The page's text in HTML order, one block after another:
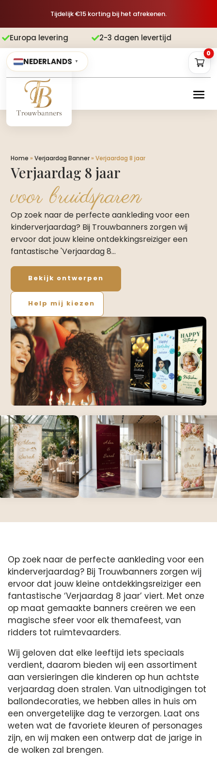
Tijdelijk €15 korting bij het afrekenen.
2-3 dagen levertijd
NEDERLANDS ▼
0
Home »Verjaardag Banner »Verjaardag 8 jaar
Verjaardag 8 jaar
voor bruidsparen
Op zoek naar de perfecte aankleding voor een
kinderverjaardag? Bij Trouwbanners zorgen wij
ervoor dat jouw kleine ontdekkingsreiziger een
fantastische 'Verjaardag 8…
Bekijk ontwerpen
Help mij kiezen
Op zoek naar de perfecte aankleding voor een
kinderverjaardag? Bij Trouwbanners zorgen wij
ervoor dat jouw kleine ontdekkingsreiziger een
fantastische ‘Verjaardag 8 jaar’ viert. Met onze
op maat gemaakte banners creëren we een
magische sfeer voor elk themafeest, van
ridders tot ruimtevaarders.
Wij geloven dat elke leeftijd iets speciaals
verdient, daarom bieden wij een assortiment
aan versieringen die kinderen op hun achtste
verjaardag doen stralen. Van uitnodigingen tot
ballondecoraties, we hebben alles in huis om
een onvergetelijke dag te verzorgen. Laat ons
weten wat de favoriete kleuren of personages
zijn, en wij maken een ontwerp dat de jarige in
de wolken zal brengen.